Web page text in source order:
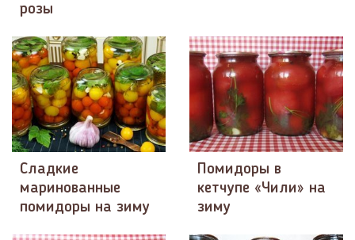
розы
Сладкие
маринованные
помидоры на зиму
Помидоры в
кетчупе «Чили» на
зиму